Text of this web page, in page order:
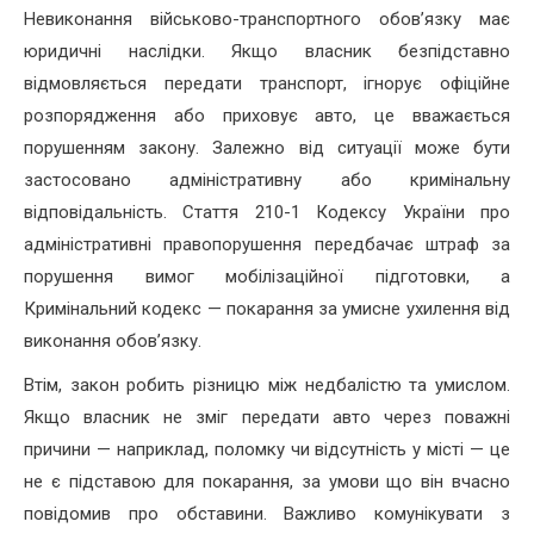
Невиконання військово-транспортного обов’язку має
юридичні наслідки. Якщо власник безпідставно
відмовляється передати транспорт, ігнорує офіційне
розпорядження або приховує авто, це вважається
порушенням закону. Залежно від ситуації може бути
застосовано адміністративну або кримінальну
відповідальність. Стаття 210-1 Кодексу України про
адміністративні правопорушення передбачає штраф за
порушення вимог мобілізаційної підготовки, а
Кримінальний кодекс — покарання за умисне ухилення від
виконання обов’язку.
Втім, закон робить різницю між недбалістю та умислом.
Якщо власник не зміг передати авто через поважні
причини — наприклад, поломку чи відсутність у місті — це
не є підставою для покарання, за умови що він вчасно
повідомив про обставини. Важливо комунікувати з